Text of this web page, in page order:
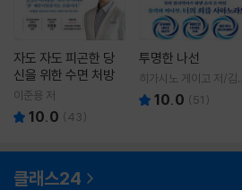
자도 자도 피곤한 당
신을 위한 수면 처방
이준용 저
10.0 (43)
투명한 나선
히가시노 게이고 저/김선
영 역10.0 (51 )
클래스24